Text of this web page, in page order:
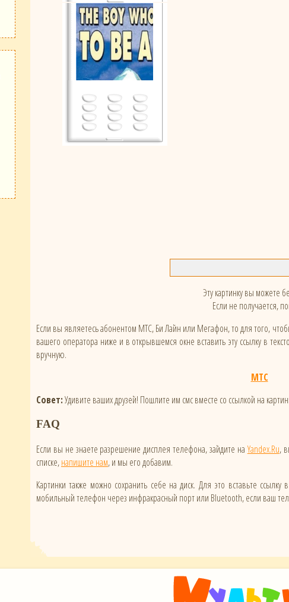
Эту картинку вы можете
Если не получается,
Если вы являетесь абонентом МТС, Би Лайн или Мегафон, то для того,
вашего оператора ниже и в открывшемся окне вставить эту ссылку в
вручную.
МТС
Совет:Удивите ваших друзей! Пошлите им смс вместе со ссылкой на
FAQ
Если вы не знаете разрешение дисплея телефона, зайдите на Yandex.Ru,
списке,напишите нам, и мы его добавим.
Картинки также можно сохранить себе на диск. Для это вставьте
мобильный телефон через инфракрасный порт или Bluetooth, если ваш